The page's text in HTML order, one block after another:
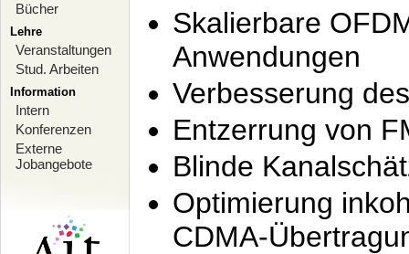
Bücher
Lehre
Veranstaltungen
Stud. Arbeiten
Information
Intern
Konferenzen
Externe
Jobangebote
Skalierbare
Anwendungen
Verbesserung
Entzerrung von
Blinde
Optimierung
CDMA-